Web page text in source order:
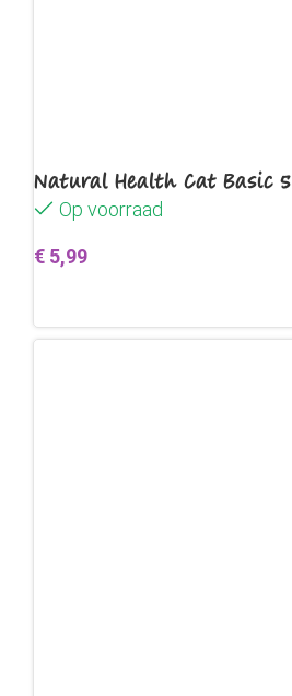
Natural Health Cat Basic 5
Op voorraad
€ 5,99